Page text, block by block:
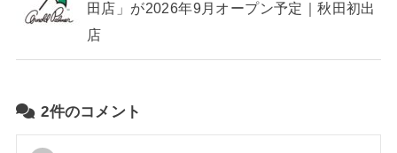
田店」が2026年9月オープン予定｜秋田初出
店
2件のコメント